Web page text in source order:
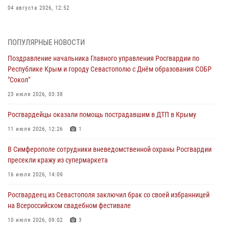
04 августа 2026, 12:52
мужчину
Росгвардия в Крыму и Севастополе задержала ряд
правонарушителей
03 августа 2026, 14:08
В Симферополе росгвардейцы задержали гражданина,
подозреваемого в совершении серии краж
Росгвардейцы оперативно задержали нарушителя на охраняемом
объекте в Севастополе
ПОПУЛЯРНЫЕ НОВОСТИ
Поздравление начальника Главного управления Росгвардии по
Республике Крым и городу Севастополю с Днём образования СОБР
"Сокол"
23 июля 2026, 03:38
Росгвардейцы оказали помощь пострадавшим в ДТП в Крыму
11 июля 2026, 12:26 1
В Симферополе сотрудники вневедомственной охраны Росгвардии
пресекли кражу из супермаркета
16 июля 2026, 14:09
Росгвардеец из Севастополя заключил брак со своей избранницей
на Всероссийском свадебном фестивале
10 июля 2026, 09:02 3